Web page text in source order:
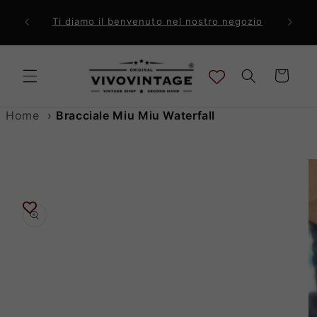
direttamente
ai contenuti
a 99€ Ti diamo il benvenuto nel nostro negozio
Carrello
Home › Bracciale Miu Miu Waterfall